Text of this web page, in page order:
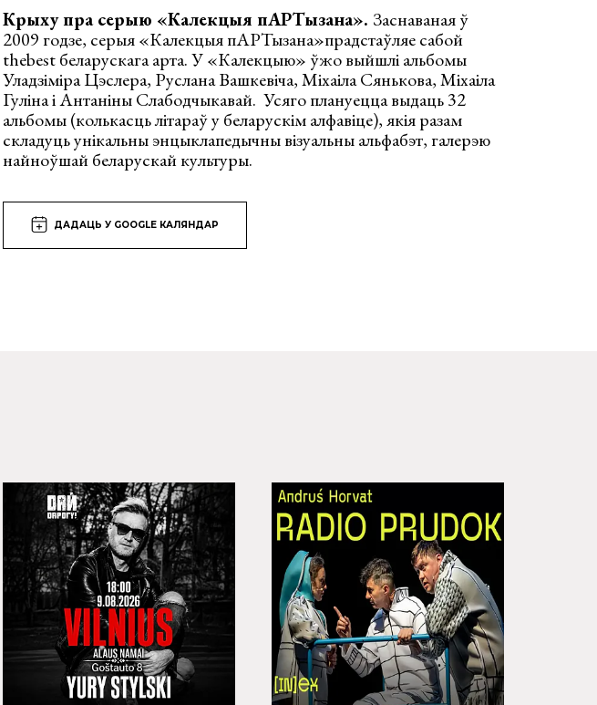
Крыху пра серыю «Калекцыя пАРТызана». Заснаваная ў
2009 годзе, серыя «Калекцыя пАРТызана»прадстаўляе сабой
thebest беларускага арта. У «Калекцыю» ўжо выйшлі альбомы
Уладзіміра Цэслера, Руслана Вашкевіча, Міхаіла Сянькова, Міхаіла
Гуліна і Антаніны Слабодчыкавай. Усяго плануецца выдаць 32
альбомы (колькасць літараў у беларускім алфавіце), якія разам
складуць унікальны энцыклапедычны візуальны альфабэт, галерэю
найноўшай беларускай культуры.
ДАДАЦЬ У GOOGLE КАЛЯНДАР